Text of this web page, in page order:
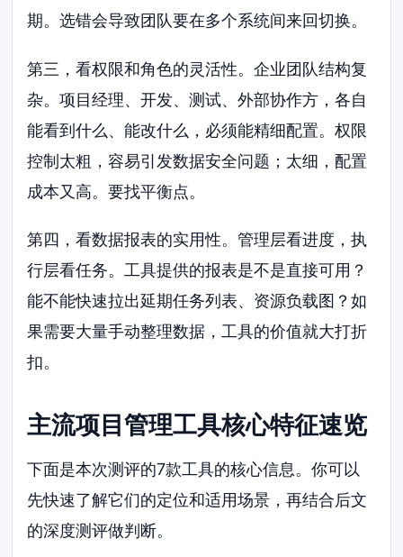
期。选错会导致团队要在多个系统间来回切换。
第三，看权限和角色的灵活性。企业团队结构复
杂。项目经理、开发、测试、外部协作方，各自
能看到什么、能改什么，必须能精细配置。权限
控制太粗，容易引发数据安全问题；太细，配置
成本又高。要找平衡点。
第四，看数据报表的实用性。管理层看进度，执
行层看任务。工具提供的报表是不是直接可用？
能不能快速拉出延期任务列表、资源负载图？如
果需要大量手动整理数据，工具的价值就大打折
扣。
主流项目管理工具核心特征速览
下面是本次测评的7款工具的核心信息。你可以
先快速了解它们的定位和适用场景，再结合后文
的深度测评做判断。